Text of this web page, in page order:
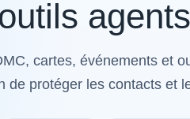
cartes, événements et
de protéger les contacts et